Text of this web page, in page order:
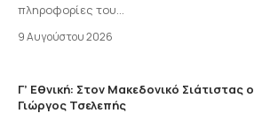
πληροφορίες του…
9 Αυγούστου 2026
Γ’ Εθνική: Στον Μακεδονικό Σιάτιστας ο
Γιώργος Τσελεπής